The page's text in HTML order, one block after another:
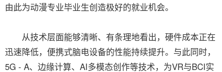
由此为动漫专业毕业生创造极好的就业机会。
从技术层面能够清晰、有条理地看出，硬件成本正在
迅速降低，便携式脑电设备的性能持续提升。与此同时，
5G - A、边缘计算、AI多模态创作等技术，为VR与BCI实